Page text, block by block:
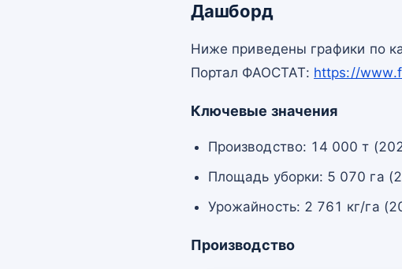
Дашборд
Ниже приведены графики по
Портал ФАОСТАТ: https://
Ключевые значения
Производство: 14 000 т
Площадь уборки: 5 070 га
Урожайность: 2 761 кг/га
Производство